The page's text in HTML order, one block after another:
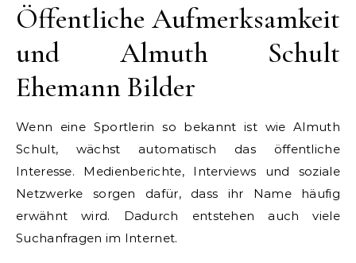
Öffentliche Aufmerksamkeit
und Almuth Schult
Ehemann Bilder
Wenn eine Sportlerin so bekannt ist wie Almuth
Schult, wächst automatisch das öffentliche
Interesse. Medienberichte, Interviews und soziale
Netzwerke sorgen dafür, dass ihr Name häufig
erwähnt wird. Dadurch entstehen auch viele
Suchanfragen im Internet.